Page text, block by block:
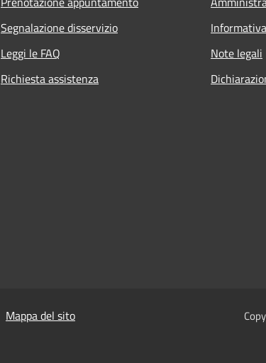
Segnalazione disservizio
Leggi le FAQ
Richiesta assistenza
Note legali
Mappa del sito